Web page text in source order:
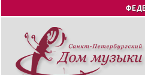
Jump to